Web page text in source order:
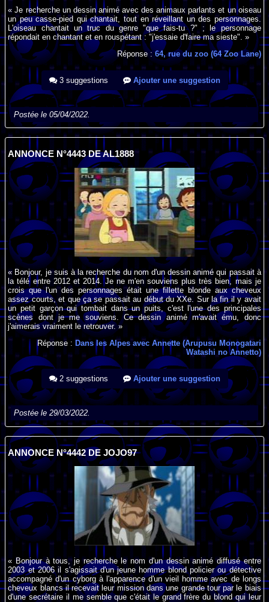
« Je recherche un dessin animé avec des animaux parlants et un oiseau
un peu casse-pied qui chantait, tout en réveillant un des personnages.
L'oiseau chantait un truc du genre "que fais-tu ?" ; le personnage
répondait en chantant et en rouspétant : "j'essaie d'faire ma sieste". »
Réponse :64, rue du zoo (64 Zoo Lane)
3 suggestions Ajouter une suggestion
Postée le 05/04/2022.
ANNONCE N°4443 DE AL1888
« Bonjour, je suis à la recherche du nom d'un dessin animé qui passait à
la télé entre 2012 et 2014. Je ne m'en souviens plus très bien, mais je
crois que l'un des personnages était une fillette blonde aux cheveux
assez courts, et que ça se passait au début du XXe. Sur la fin il y avait
un petit garçon qui tombait dans un puits, c'est l'une des principales
scènes dont je me souviens. Ce dessin animé m'avait ému, donc
j'aimerais vraiment le retrouver. »
Réponse : Dans les Alpes avec Annette (Arupusu Monogatari
Watashi no Annetto)
2 suggestions Ajouter une suggestion
Postée le 29/03/2022.
ANNONCE N°4442 DE JOJO97
« Bonjour à tous, je recherche le nom d'un dessin animé diffusé entre
2003 et 2006 il s'agissait d'un jeune homme blond policier ou détective
accompagné d'un cyborg à l'apparence d'un vieil homme avec de longs
cheveux blancs il recevait leur mission dans une grande tour par le biais
d'une secrétaire il me semble que c'était le grand frère du blond qui leur